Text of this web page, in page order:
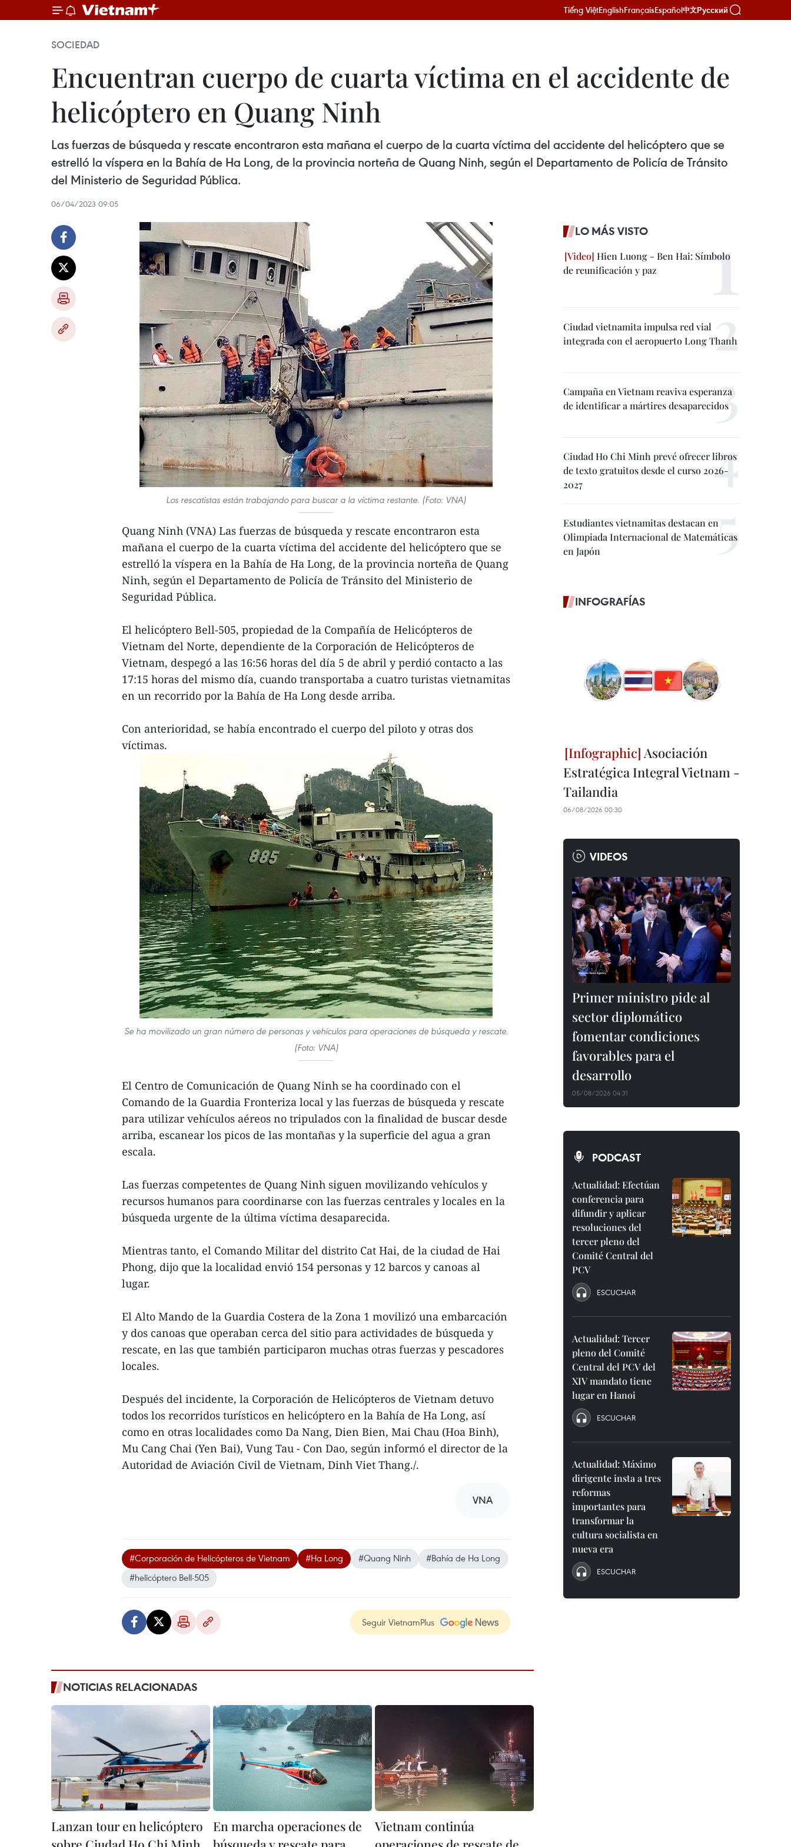
Tiếng ViệtEnglishFrançaisEspañol中文Русский
SOCIEDAD
Encuentran cuerpo de cuarta víctima en el accidente de
helicóptero en Quang Ninh
Las fuerzas de búsqueda y rescate encontraron esta mañana el cuerpo de la cuarta víctima del accidente del helicóptero que se
estrelló la víspera en la Bahía de Ha Long, de la provincia norteña de Quang Ninh, según el Departamento de Policía de Tránsito
del Ministerio de Seguridad Pública.
06/04/2023 09:05
Los rescatistas están trabajando para buscar a la víctima restante. (Foto: VNA)
Quang Ninh (VNA) Las fuerzas de búsqueda y rescate encontraron esta
mañana el cuerpo de la cuarta víctima del accidente del helicóptero que se
estrelló la víspera en la Bahía de Ha Long, de la provincia norteña de Quang
Ninh, según el Departamento de Policía de Tránsito del Ministerio de
Seguridad Pública.
El helicóptero Bell-505, propiedad de la Compañía de Helicópteros de
Vietnam del Norte, dependiente de la Corporación de Helicópteros de
Vietnam, despegó a las 16:56 horas del día 5 de abril y perdió contacto a las
17:15 horas del mismo día, cuando transportaba a cuatro turistas vietnamitas
en un recorrido por la Bahía de Ha Long desde arriba.
Con anterioridad, se había encontrado el cuerpo del piloto y otras dos
víctimas.
Se ha movilizado un gran número de personas y vehículos para operaciones de búsqueda y rescate.
(Foto: VNA)
El Centro de Comunicación de Quang Ninh se ha coordinado con el
Comando de la Guardia Fronteriza local y las fuerzas de búsqueda y rescate
para utilizar vehículos aéreos no tripulados con la finalidad de buscar desde
arriba, escanear los picos de las montañas y la superficie del agua a gran
escala.
Las fuerzas competentes de Quang Ninh siguen movilizando vehículos y
recursos humanos para coordinarse con las fuerzas centrales y locales en la
búsqueda urgente de la última víctima desaparecida.
Mientras tanto, el Comando Militar del distrito Cat Hai, de la ciudad de Hai
Phong, dijo que la localidad envió 154 personas y 12 barcos y canoas al
lugar.
El Alto Mando de la Guardia Costera de la Zona 1 movilizó una embarcación
y dos canoas que operaban cerca del sitio para actividades de búsqueda y
rescate, en las que también participaron muchas otras fuerzas y pescadores
locales.
Después del incidente, la Corporación de Helicópteros de Vietnam detuvo
todos los recorridos turísticos en helicóptero en la Bahía de Ha Long, así
como en otras localidades como Da Nang, Dien Bien, Mai Chau (Hoa Binh),
Mu Cang Chai (Yen Bai), Vung Tau - Con Dao, según informó el director de la
Autoridad de Aviación Civil de Vietnam, Dinh Viet Thang./.
VNA
#Corporación de Helicópteros de Vietnam #Ha Long #Quang Ninh
#Bahía de Ha Long
#helicóptero Bell-505
Seguir VietnamPlus
NOTICIAS RELACIONADAS
Lanzan tour en helicóptero
En marcha operaciones de
Vietnam continúa
LO MÁS VISTO
Hien Luong - Ben Hai: Símbolo
de reunificación y paz
Ciudad vietnamita impulsa red vial
integrada con el aeropuerto Long Thanh
Campaña en Vietnam reaviva esperanza
de identificar a mártires desaparecidos
Ciudad Ho Chi Minh prevé ofrecer libros
de texto gratuitos desde el curso 2026-
2027
Estudiantes vietnamitas destacan en
Olimpiada Internacional de Matemáticas
en Japón
INFOGRAFÍAS
Asociación
Estratégica Integral Vietnam -
Tailandia
06/08/2026 00:30
VIDEOS
Primer ministro pide al
sector diplomático
fomentar condiciones
favorables para el
desarrollo
05/08/2026 04:31
PODCAST
Actualidad: Efectúan
conferencia para
difundir y aplicar
resoluciones del
tercer pleno del
Comité Central del
PCV
ESCUCHAR
Actualidad: Tercer
pleno del Comité
Central del PCV del
XIV mandato tiene
lugar en Hanoi
ESCUCHAR
Actualidad: Máximo
dirigente insta a tres
reformas
importantes para
transformar la
cultura socialista en
nueva era
ESCUCHAR